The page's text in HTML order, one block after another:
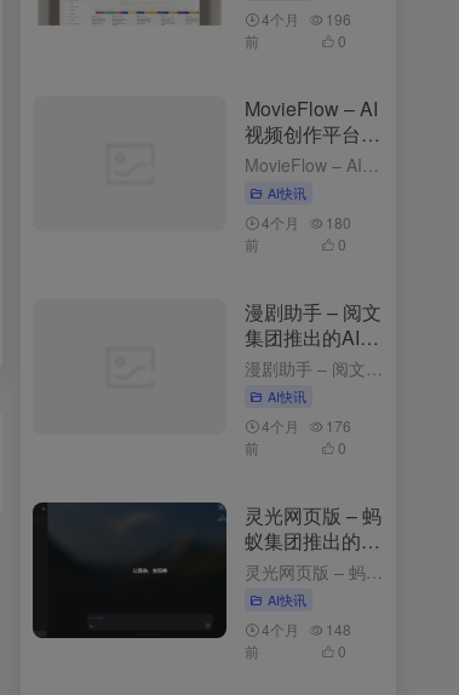
4个月
前
196
0
MovieFlow – AI
视频创作平台，
文本描述生成完
整视频
MovieFlow – AI视频创作平台，文本描述生成完整视频 3个月前发布 MovieFlow是什么 MovieFlow 是，能将用户的一句话、一个想法或一个完整剧本快速转化为几分钟到上百分钟的影片...
AI快讯
4个月
前
180
0
漫剧助手 – 阅文
集团推出的AI漫
剧创作平台
漫剧助手 – 阅文集团推出的AI漫剧创作平台 3周前发布 漫剧助手是什么 漫剧助手是阅文集团推出的AI漫剧创作平台，专为网文改编漫剧打造的一站式解决方案。平台整合10万+部阅文精品IP资源，支持从小说...
AI快讯
4个月
前
176
0
灵光网页版 – 蚂
蚁集团推出的AI
助手与应用生成
平台
灵光网页版 – 蚂蚁集团推出的AI助手与应用生成平台 3个月前更新 灵光网页版是什么 网页版是智能对话与应用生成平台，以简洁的界面和强大的功能为用户带来高效便捷的体验。用户登录后，可以通过与灵光对话...
AI快讯
4个月
前
148
0